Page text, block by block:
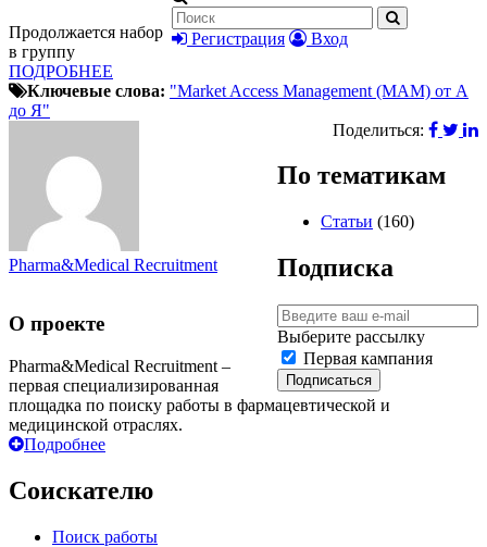
Регистрация Вход
Продолжается набор
в группу
ПОДРОБНЕЕ
Ключевые слова: "Market Access Management (MAM) от А
до Я"
Pharma&Medical Recruitment
Поделиться:
По тематикам
Статьи (160)
Подписка
Выберите рассылку
Первая кампания
Подписаться
О проекте
Pharma&Medical Recruitment –
первая специализированная
площадка по поиску работы в фармацевтической и
медицинской отраслях.
Подробнее
Соискателю
Поиск работы